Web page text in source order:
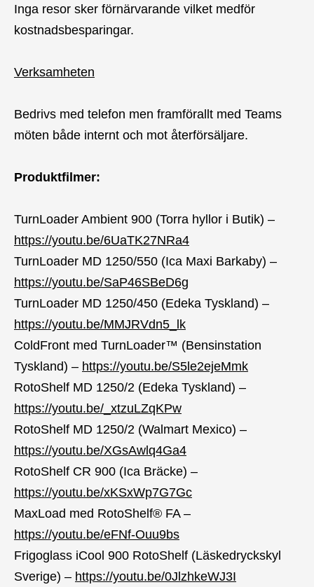
Inga resor sker förnärvarande vilket medför
kostnadsbesparingar.
Verksamheten
Bedrivs med telefon men framförallt med Teams
möten både internt och mot återförsäljare.
Produktfilmer:
TurnLoader Ambient 900 (Torra hyllor i Butik) –
https://youtu.be/6UaTK27NRa4
TurnLoader MD 1250/550 (Ica Maxi Barkaby) –
https://youtu.be/SaP46SBeD6g
TurnLoader MD 1250/450 (Edeka Tyskland) –
https://youtu.be/MMJRVdn5_lk
ColdFront med TurnLoader™ (Bensinstation
Tyskland) – https://youtu.be/S5le2ejeMmk
RotoShelf MD 1250/2 (Edeka Tyskland) –
https://youtu.be/_xtzuLZqKPw
RotoShelf MD 1250/2 (Walmart Mexico) –
https://youtu.be/XGsAwlq4Ga4
RotoShelf CR 900 (Ica Bräcke) –
https://youtu.be/xKSxWp7G7Gc
MaxLoad med RotoShelf® FA –
https://youtu.be/eFNf-Ouu9bs
Frigoglass iCool 900 RotoShelf (Läskedryckskyl
Sverige) – https://youtu.be/0JlzhkeWJ3I